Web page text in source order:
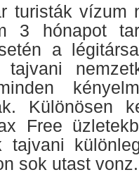
turisták vízum
3 hónapot
a
Különösen
Free
tajvani
sok utast vonz.